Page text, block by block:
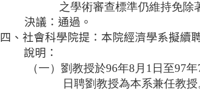
之學術審查標準仍維持免除
決議：通過。
四、社會科學院提：本院經濟學系擬續
說明：
（一）劉教授於96年8月1日至97
日聘劉教授為本系兼任教授